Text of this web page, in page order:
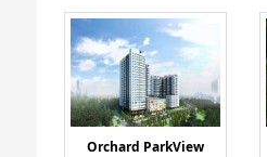
Orchard ParkView